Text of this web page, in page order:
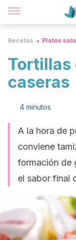
Recetas Platos
Tortillas
caseras
4 minutos
A la hora de
conviene
formación de
el sabor final